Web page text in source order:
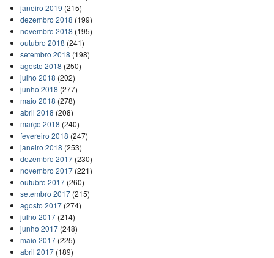
janeiro 2019 (215)
dezembro 2018 (199)
novembro 2018 (195)
outubro 2018 (241)
setembro 2018 (198)
agosto 2018 (250)
julho 2018 (202)
junho 2018 (277)
maio 2018 (278)
abril 2018 (208)
março 2018 (240)
fevereiro 2018 (247)
janeiro 2018 (253)
dezembro 2017(230)
novembro 2017(221)
outubro 2017(260)
setembro 2017(215)
agosto 2017(274)
julho 2017(214)
junho 2017(248)
maio 2017(225)
abril 2017(189)